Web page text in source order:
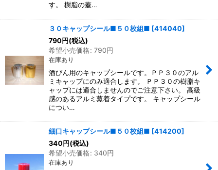
す。 樹脂の蓋…
３０キャップシール■５０枚組■ [414040]
790円(税込)
希望小売価格: 790円
在庫あり
酒びん用のキャップシールです。ＰＰ３０のアル
ミキャップにのみ適合します。 ＰＰ３０の樹脂キ
ャップには適合しませんのでご注意下さい。 高級
感のあるアルミ蒸着タイプです。 キャップシール
につい…
細口キャップシール■５０枚組■ [414200]
340円(税込)
希望小売価格: 340円
在庫あり